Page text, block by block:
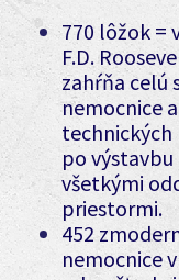
770 lôžok =
F.D.
zahŕňa celú
nemocnice
technických
po
všetkými
priestormi.
452
nemocnice